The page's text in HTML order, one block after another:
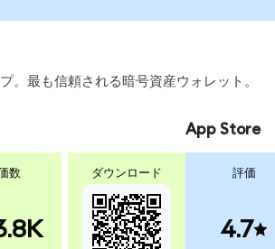
最も信頼される暗号資産ウォレット。
数 ダウンロード
App Store
評価
4.7